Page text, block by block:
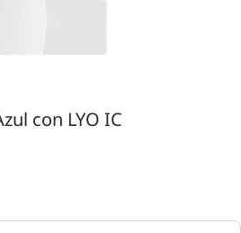
con LYO IC